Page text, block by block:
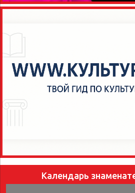
Календарь